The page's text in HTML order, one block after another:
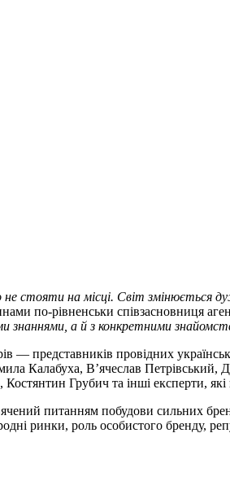
не стояти на місці. Світ змінюється
по-рівненськи співзасновниця
знаннями, а й з конкретними
— представників провідних
Калабуха, В’ячеслав
Грубич та інші експерти,
питанням побудови сильних
ринки, роль особистого бренду,